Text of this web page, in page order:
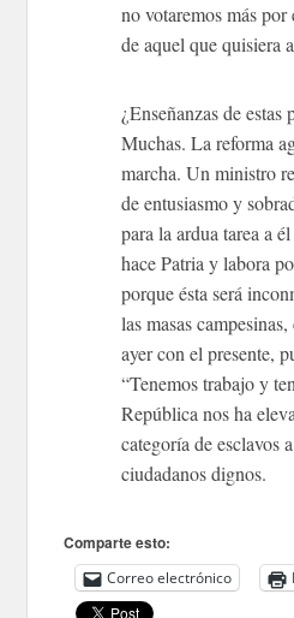
no votaremos más por
de aquel que quisiera
¿Enseñanzas de estas
Muchas. La reforma
marcha. Un ministro
de entusiasmo y
para la ardua tarea a
hace Patria y labora
porque ésta será
las masas
ayer con el presente,
“Tenemos trabajo y
República nos ha
categoría de esclavos
ciudadanos dignos.
Comparte esto:
Correo electrónico